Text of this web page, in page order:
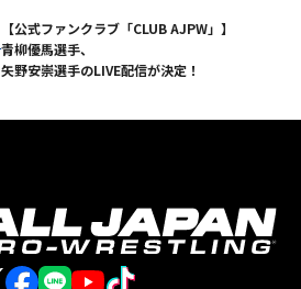
【公式ファンクラブ「CLUB AJPW」】
青柳優馬選手、
矢野安崇選手のLIVE配信が決定！